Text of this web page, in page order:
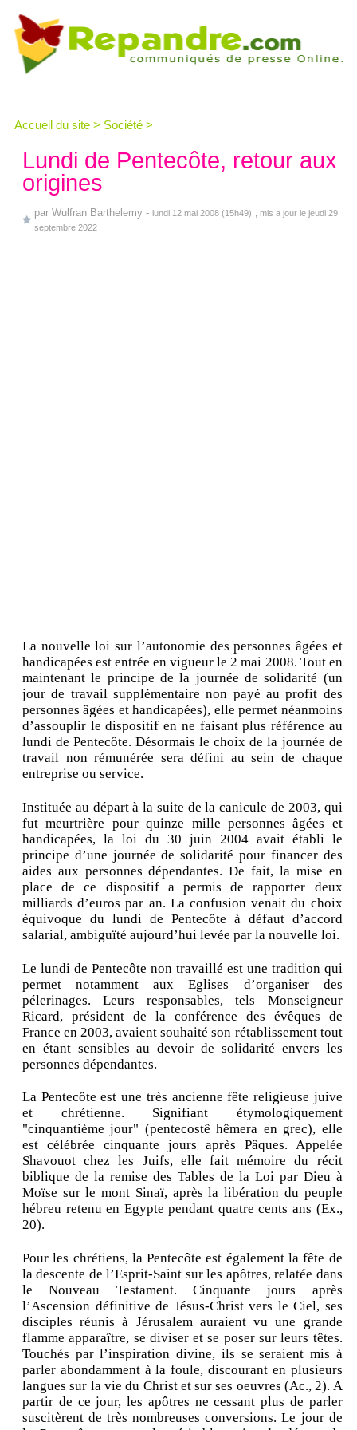
Accueil du site > Société >
Lundi de Pentecôte, retour aux
origines
par Wulfran Barthelemy - lundi 12 mai 2008 (15h49)
, mis a jour le jeudi 29
septembre 2022
La nouvelle loi sur l’autonomie des personnes âgées et
handicapées est entrée en vigueur le 2 mai 2008. Tout en
maintenant le principe de la journée de solidarité (un
jour de travail supplémentaire non payé au profit des
personnes âgées et handicapées), elle permet néanmoins
d’assouplir le dispositif en ne faisant plus référence au
lundi de Pentecôte. Désormais le choix de la journée de
travail non rémunérée sera défini au sein de chaque
entreprise ou service.
Instituée au départ à la suite de la canicule de 2003, qui
fut meurtrière pour quinze mille personnes âgées et
handicapées, la loi du 30 juin 2004 avait établi le
principe d’une journée de solidarité pour financer des
aides aux personnes dépendantes. De fait, la mise en
place de ce dispositif a permis de rapporter deux
milliards d’euros par an. La confusion venait du choix
équivoque du lundi de Pentecôte à défaut d’accord
salarial, ambiguïté aujourd’hui levée par la nouvelle loi.
Le lundi de Pentecôte non travaillé est une tradition qui
permet notamment aux Eglises d’organiser des
pélerinages. Leurs responsables, tels Monseigneur
Ricard, président de la conférence des évêques de
France en 2003, avaient souhaité son rétablissement tout
en étant sensibles au devoir de solidarité envers les
personnes dépendantes.
La Pentecôte est une très ancienne fête religieuse juive
et chrétienne. Signifiant étymologiquement
"cinquantième jour" (pentecostê hêmera en grec), elle
est célébrée cinquante jours après Pâques. Appelée
Shavouot chez les Juifs, elle fait mémoire du récit
biblique de la remise des Tables de la Loi par Dieu à
Moïse sur le mont Sinaï, après la libération du peuple
hébreu retenu en Egypte pendant quatre cents ans (Ex.,
20).
Pour les chrétiens, la Pentecôte est également la fête de
la descente de l’Esprit-Saint sur les apôtres, relatée dans
le Nouveau Testament. Cinquante jours après
l’Ascension définitive de Jésus-Christ vers le Ciel, ses
disciples réunis à Jérusalem auraient vu une grande
flamme apparaître, se diviser et se poser sur leurs têtes.
Touchés par l’inspiration divine, ils se seraient mis à
parler abondamment à la foule, discourant en plusieurs
langues sur la vie du Christ et sur ses oeuvres (Ac., 2). A
partir de ce jour, les apôtres ne cessant plus de parler
suscitèrent de très nombreuses conversions. Le jour de